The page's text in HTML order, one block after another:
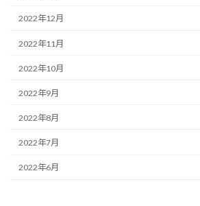
2022年12月
2022年11月
2022年10月
2022年9月
2022年8月
2022年7月
2022年6月